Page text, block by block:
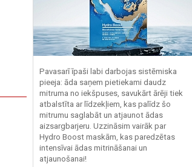
Pavasarī īpaši labi darbojas sistēmiska
pieeja: āda saņem pietiekami daudz
mitruma no iekšpuses, savukārt ārēji tiek
atbalstīta ar līdzekļiem, kas palīdz šo
mitrumu saglabāt un atjaunot ādas
aizsargbarjeru. Uzzināsim vairāk par
Hydro Boost maskām, kas paredzētas
intensīvai ādas mitrināšanai un
atjaunošanai!